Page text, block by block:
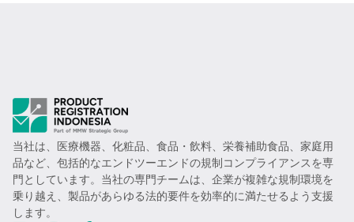
当社は、医療機器、化粧品、食品・飲料、栄養補助食品、家庭用
品など、包括的なエンドツーエンドの規制コンプライアンスを専
門としています。当社の専門チームは、企業が複雑な規制環境を
乗り越え、製品があらゆる法的要件を効率的に満たせるよう支援
します。